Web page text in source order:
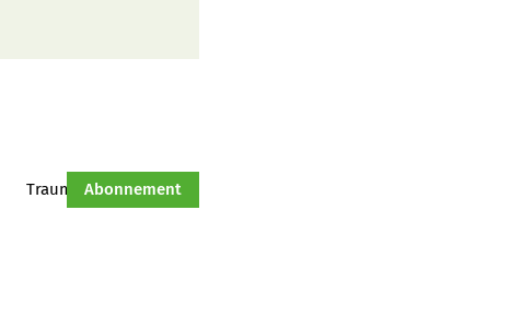
Traumtraktor Hof-Management
Abonnement